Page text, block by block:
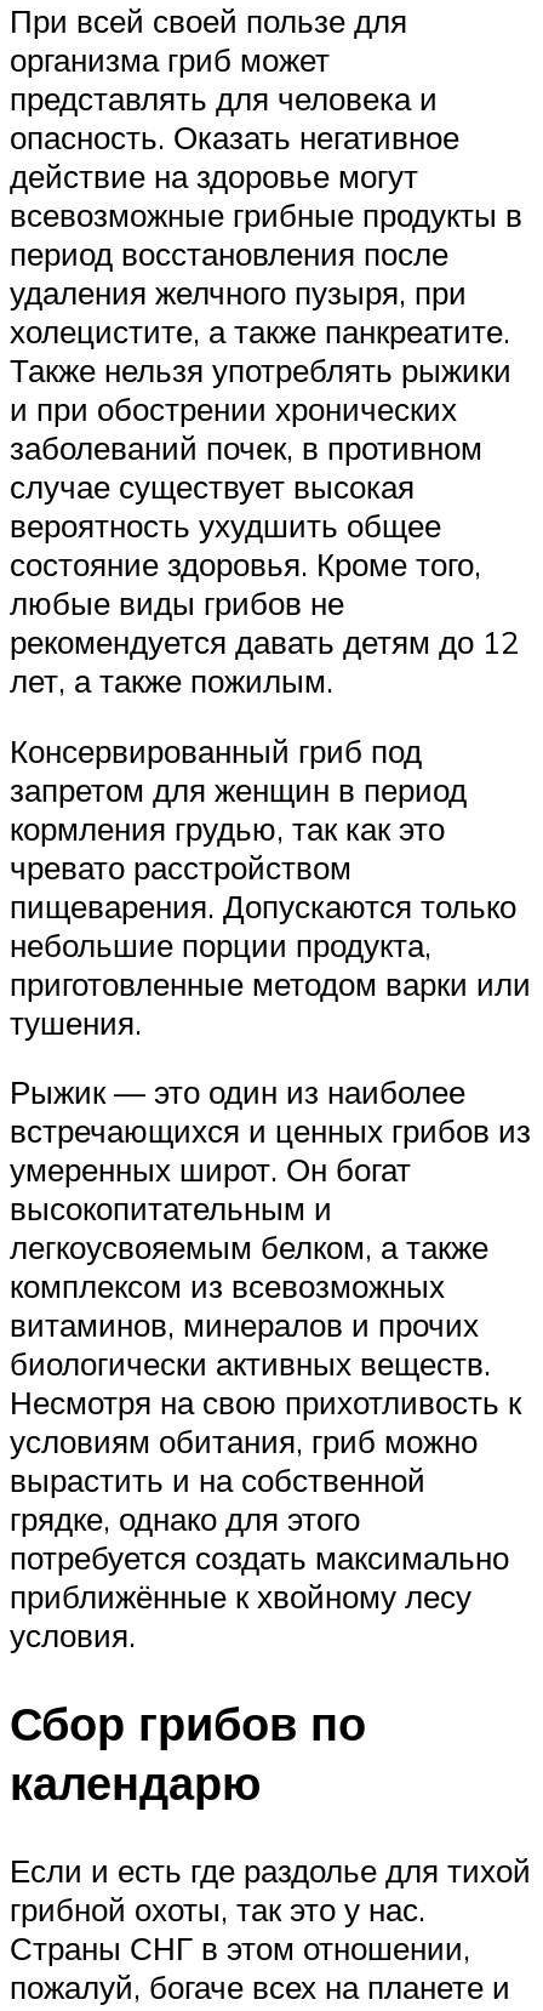
При всей своей пользе для
организма гриб может
представлять для человека и
опасность. Оказать негативное
действие на здоровье могут
всевозможные грибные продукты в
период восстановления после
удаления желчного пузыря, при
холецистите, а также панкреатите.
Также нельзя употреблять рыжики
и при обострении хронических
заболеваний почек, в противном
случае существует высокая
вероятность ухудшить общее
состояние здоровья. Кроме того,
любые виды грибов не
рекомендуется давать детям до 12
лет, а также пожилым.
Консервированный гриб под
запретом для женщин в период
кормления грудью, так как это
чревато расстройством
пищеварения. Допускаются только
небольшие порции продукта,
приготовленные методом варки или
тушения.
Рыжик — это один из наиболее
встречающихся и ценных грибов из
умеренных широт. Он богат
высокопитательным и
легкоусвояемым белком, а также
комплексом из всевозможных
витаминов, минералов и прочих
биологически активных веществ.
Несмотря на свою прихотливость к
условиям обитания, гриб можно
вырастить и на собственной
грядке, однако для этого
потребуется создать максимально
приближённые к хвойному лесу
условия.
Сбор грибов по
календарю
Если и есть где раздолье для тихой
грибной охоты, так это у нас.
Страны СНГ в этом отношении,
пожалуй, богаче всех на планете и